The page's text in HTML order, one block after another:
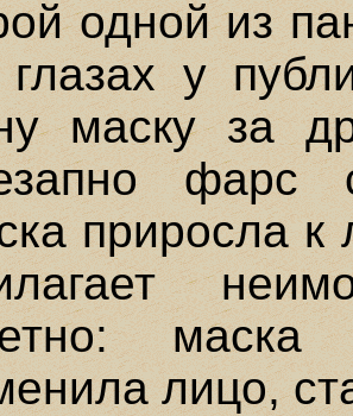
одной из
у
маску за
фарс
приросла к
лицо,